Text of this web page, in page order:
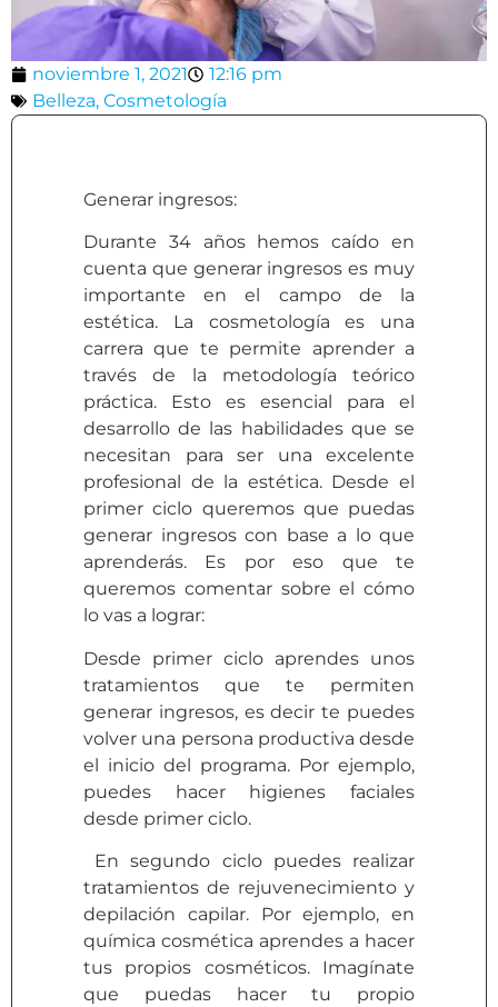
noviembre 1, 2021
12:16 pm
Belleza, Cosmetología
Generar ingresos:
Durante 34 años hemos caído en
cuenta que generar ingresos es muy
importante en el campo de la
estética. La cosmetología es una
carrera que te permite aprender a
través de la metodología teórico
práctica. Esto es esencial para el
desarrollo de las habilidades que se
necesitan para ser una excelente
profesional de la estética. Desde el
primer ciclo queremos que puedas
generar ingresos con base a lo que
aprenderás. Es por eso que te
queremos comentar sobre el cómo
lo vas a lograr:
Desde primer ciclo aprendes unos
tratamientos que te permiten
generar ingresos, es decir te puedes
volver una persona productiva desde
el inicio del programa. Por ejemplo,
puedes hacer higienes faciales
desde primer ciclo.
En segundo ciclo puedes realizar
tratamientos de rejuvenecimiento y
depilación capilar. Por ejemplo, en
química cosmética aprendes a hacer
tus propios cosméticos. Imagínate
que puedas hacer tu propio